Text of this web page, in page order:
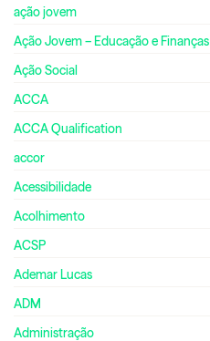
ação jovem
Ação Jovem – Educação e Finanças
Ação Social
ACCA
ACCA Qualification
accor
Acessibilidade
Acolhimento
ACSP
Ademar Lucas
ADM
Administração